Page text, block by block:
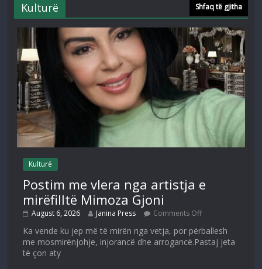
Kulturë Shfaq të gjitha
Kulturë
Postim me vlera nga artistja e
mirëfilltë Mimoza Gjoni
August 6, 2026 Janina Press Comments Off
Ka vende ku jep më të mirën nga vetja, por përballesh
me mosmirënjohje, injorancë dhe arrogancë.Pastaj jeta
të çon aty